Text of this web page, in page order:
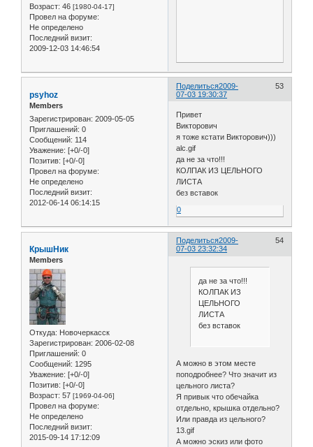
Возраст: 46 [1980-04-17]
Провел на форуме:
Не определено
Последний визит:
2009-12-03 14:46:54
Поделиться 53
2009-
07-03 19:30:37
psyhoz
Members
Зарегистрирован: 2009-05-05
Приглашений: 0
Сообщений: 114
Уважение: [+0/-0]
Позитив: [+0/-0]
Провел на форуме:
Не определено
Последний визит:
2012-06-14 06:14:15
Привет
Викторович
я тоже кстати Викторович)))
alc.gif
да не за что!!!
КОЛПАК ИЗ ЦЕЛЬНОГО
ЛИСТА
без вставок
0
Поделиться 54
2009-
07-03 23:32:34
КрышНик
Members
Откуда: Новочеркасск
Зарегистрирован: 2006-02-08
Приглашений: 0
Сообщений: 1295
Уважение: [+0/-0]
Позитив: [+0/-0]
Возраст: 57 [1969-04-06]
Провел на форуме:
Не определено
Последний визит:
2015-09-14 17:12:09
да не за что!!!
КОЛПАК ИЗ
ЦЕЛЬНОГО
ЛИСТА
без вставок
А можно в этом месте
поподробнее? Что значит из
цельного листа?
Я привык что обечайка
отдельно, крышка отдельно?
Или правда из цельного?
13.gif
А можно эскиз или фото